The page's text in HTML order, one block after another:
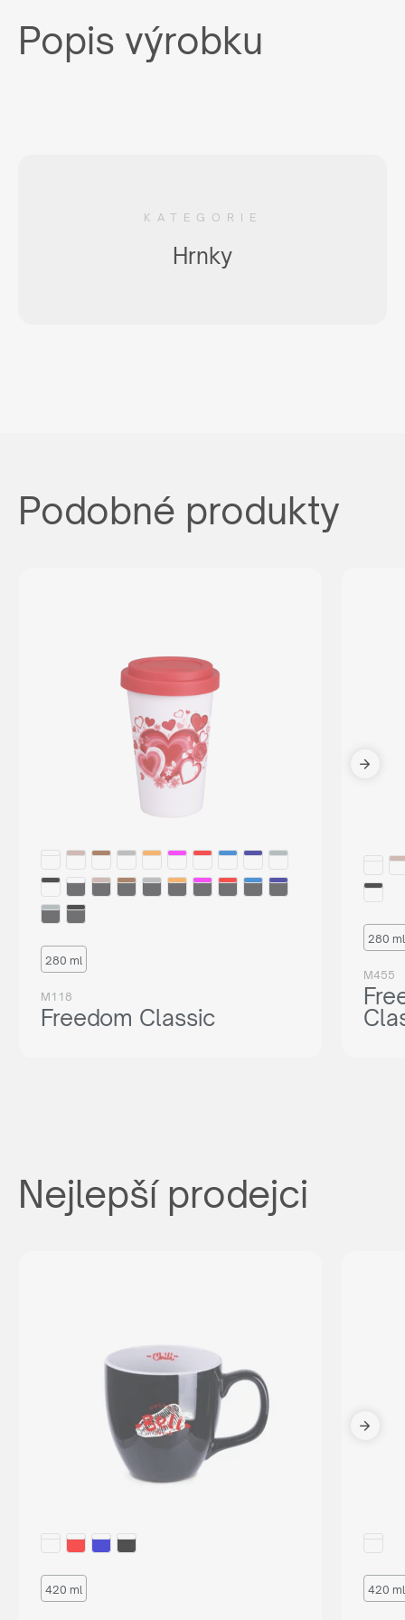
Popis výrobku
KATEGORIE
Hrnky
Podobné produkty
280 ml
M118
Freedom Classic
280 ml
M455
Nejlepší prodejci
420 ml 420 ml